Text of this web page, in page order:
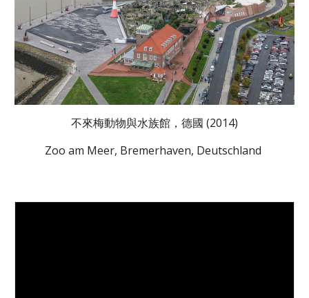
不來梅動物與水族館，德國 (2014)
Zoo am Meer, Bremerhaven, Deutschland